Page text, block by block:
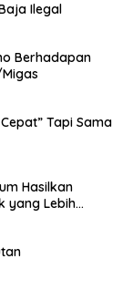
Ilegal
Berhadapan
Tapi Sama
Hasilkan
yang Lebih